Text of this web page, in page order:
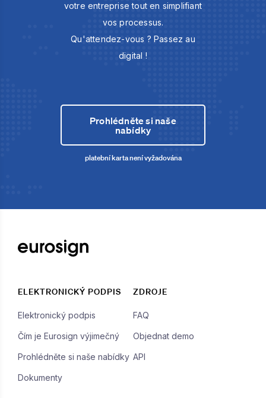
votre entreprise tout en simplifiant
vos processus.
Qu'attendez-vous ? Passez au
digital !
Prohlédněte si naše
nabídky
platební karta není vyžadována
ELEKTRONICKÝ PODPIS
Elektronický podpis
Čím je Eurosign výjimečný
Prohlédněte si naše nabídky
Dokumenty
ZDROJE
FAQ
Objednat demo
API